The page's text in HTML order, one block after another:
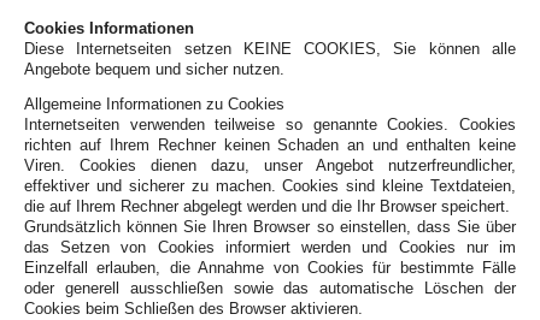
Cookies Informationen
Diese Internetseiten setzen KEINE COOKIES, Sie können alle
Angebote bequem und sicher nutzen.
Allgemeine Informationen zu Cookies
Internetseiten verwenden teilweise so genannte Cookies. Cookies
richten auf Ihrem Rechner keinen Schaden an und enthalten keine
Viren. Cookies dienen dazu, unser Angebot nutzerfreundlicher,
effektiver und sicherer zu machen. Cookies sind kleine Textdateien,
die auf Ihrem Rechner abgelegt werden und die Ihr Browser speichert.
Grundsätzlich können Sie Ihren Browser so einstellen, dass Sie über
das Setzen von Cookies informiert werden und Cookies nur im
Einzelfall erlauben, die Annahme von Cookies für bestimmte Fälle
oder generell ausschließen sowie das automatische Löschen der
Cookies beim Schließen des Browser aktivieren.